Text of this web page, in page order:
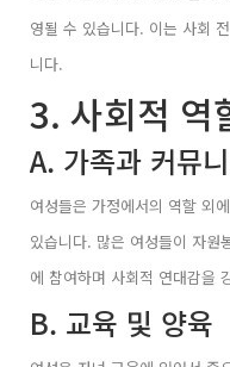
영될 수 있습니다. 이는 사회
니다.
3. 사회적 역
A. 가족과 커뮤
여성들은 가정에서의 역할 외
있습니다. 많은 여성들이 자원
에 참여하며 사회적 연대감을
B. 교육 및 양육